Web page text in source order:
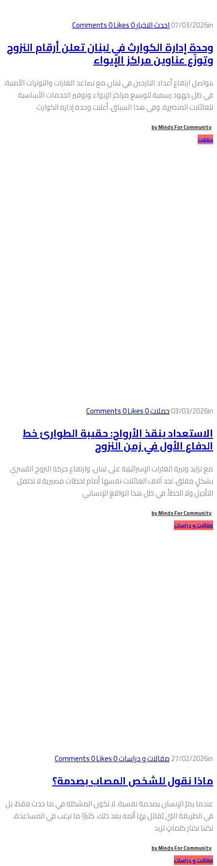
07/03/2026in احدث الاخبار0
Comments
0Likes
وحدة إدارة الكوارث في لبنان تعلن أرقام النزوح
وتوزّع عناوين مراكز الإيواء
يتواصل ارتفاع أعداد النازحين في لبنان مع تصاعد الغارات والتوترات الأمنية،
في ظل جهود رسمية لتوسيع مراكز الإيواء وتوفير الخدمات الأساسية
للعائلات المتضررة. وفي هذا السياق، أعلنت وحدة إدارة الكوارث
byMinds For Community
حملات
03/03/2026in حملات0
Comments
0Likes
الاستعداد ينقذ الأرواح: حقيبة الطوارئ خط
الدفاع الأول في زمن النزوح
مع تزايد وتيرة الغارات الإسرائيلية على لبنان، وارتفاع حركة النزوح القسري
بشكلٍ مقلق، تجد آلاف العائلات نفسها أمام لحظات مصيرية لا تحتمل
التأجيل ولا الخطأ. في ظل هذا الواقع الإنساني
byMinds For Community
مقالات و دراسات
27/02/2026in مقالات و دراسات0
Comments
0Likes
ماذا نقول للشخص المصاب بصدمة؟
عندما يمرّ الإنسان بصدمة نفسية، لا تكون المشكلة في ما حدث فقط، بل
في الطريقة التي يُقابَل بها ألمه بعد ذلك. كثيرًا ما نرغب في المساعدة،
لكننا نختار كلماتٍ تزيد
byMinds For Community
مقالات و دراسات